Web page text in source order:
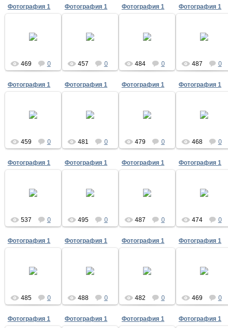
Фотография 1
12.05.2020
469 0
Фотография 1
12.05.2020
457 0
Фотография 1
12.05.2020
484 0
Фотография 1
12.05.2020
487 0
Фотография 1
12.05.2020
459 0
Фотография 1
12.05.2020
481 0
Фотография 1
12.05.2020
479 0
Фотография 1
12.05.2020
468 0
Фотография 1
12.05.2020
537 0
Фотография 1
12.05.2020
495 0
Фотография 1
09.05.2020
487 0
Фотография 1
09.05.2020
474 0
Фотография 1
09.05.2020
485 0
Фотография 1
09.05.2020
488 0
Фотография 1
09.05.2020
482 0
Фотография 1
09.05.2020
469 0
Фотография 1 Фотография 1 Фотография 1 Фотография 1